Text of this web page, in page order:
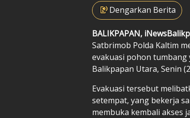
Dengarkan Berita
BALIKPAPAN,
Satbrimob Polda Kaltim
evakuasi pohon tumbang
Balikpapan Utara, Senin
Evakuasi tersebut
setempat, yang bekerja
membuka kembali akses